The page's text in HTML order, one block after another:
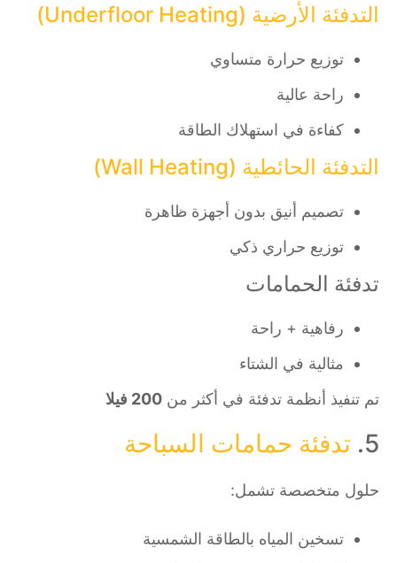
التدفئة الأرضية (Underfloor Heating)
توزيع حرارة متساوي
راحة عالية
كفاءة في استهلاك الطاقة
التدفئة الحائطية (Wall Heating)
تصميم أنيق بدون أجهزة ظاهرة
توزيع حراري ذكي
تدفئة الحمامات
رفاهية + راحة
مثالية في الشتاء
تم تنفيذ أنظمة تدفئة في أكثر من200 فيلا
تدفئة حمامات السباحة
حلول متخصصة تشمل:
تسخين المياه بالطاقة الشمسية